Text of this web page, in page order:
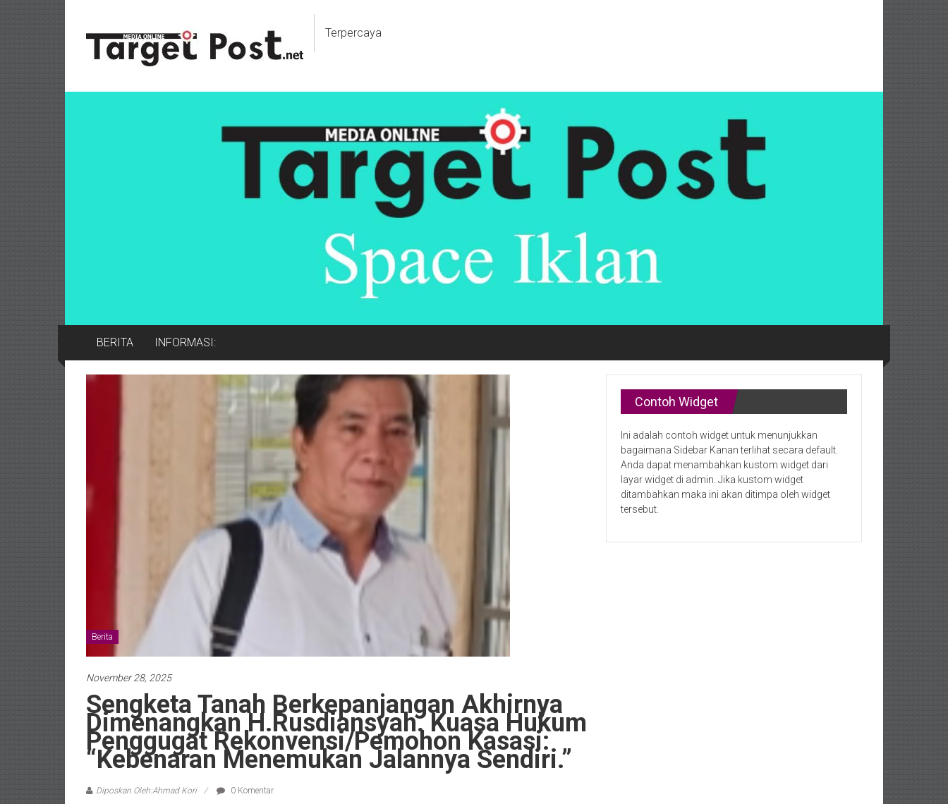
konten
Terpercaya
BERITA INFORMASI:
Berita
November 28, 2025
Sengketa Tanah Berkepanjangan Akhirnya
Dimenangkan H.Rusdiansyah. Kuasa Hukum
Penggugat Rekonvensi/Pemohon Kasasi:
“Kebenaran Menemukan Jalannya Sendiri.”
Diposkan Oleh:Ahmad Kori 0 Komentar
Contoh Widget
Ini adalah contoh widget untuk menunjukkan
bagaimana Sidebar Kanan terlihat secara default.
Anda dapat menambahkan kustom widget dari
layar widget di admin. Jika kustom widget
ditambahkan maka ini akan ditimpa oleh widget
tersebut.